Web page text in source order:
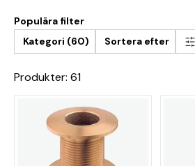
Populära filter
Kategori (60)
Sortera efter
Produkter: 61